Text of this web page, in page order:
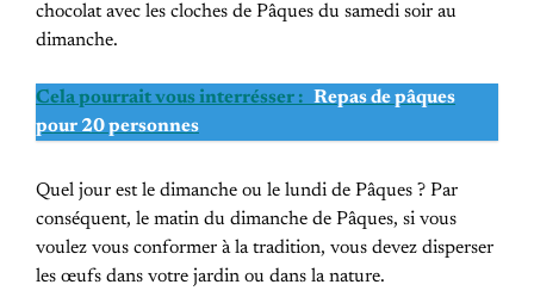
chocolat avec les cloches de Pâques du samedi soir au
dimanche.
Cela pourrait vous interrésser : Repas de pâques
pour 20 personnes
Quel jour est le dimanche ou le lundi de Pâques ? Par
conséquent, le matin du dimanche de Pâques, si vous
voulez vous conformer à la tradition, vous devez disperser
les œufs dans votre jardin ou dans la nature.